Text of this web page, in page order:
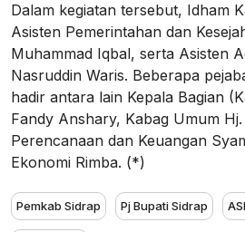
Dalam kegiatan tersebut, Idham
Asisten Pemerintahan dan
Muhammad Iqbal, serta Asisten
Nasruddin Waris. Beberapa
hadir antara lain Kepala Bagian
Fandy Anshary, Kabag Umum
Perencanaan dan Keuangan
Ekonomi Rimba. (*)
Pemkab Sidrap Pj Bupati Sidrap